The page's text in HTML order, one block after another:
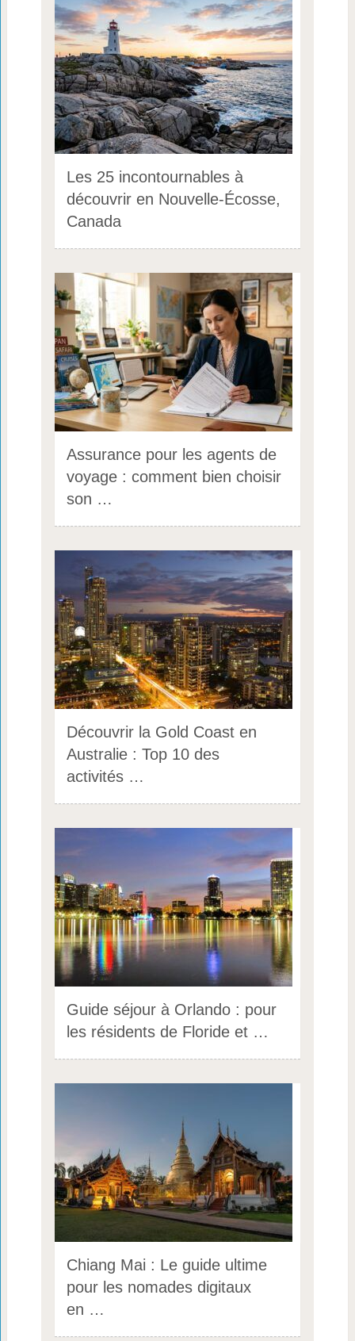
Les 25 incontournables à
découvrir en Nouvelle-Écosse,
Canada
Assurance pour les agents de
voyage : comment bien choisir
son …
Découvrir la Gold Coast en
Australie : Top 10 des
activités …
Guide séjour à Orlando : pour
les résidents de Floride et …
Chiang Mai : Le guide ultime
pour les nomades digitaux
en …